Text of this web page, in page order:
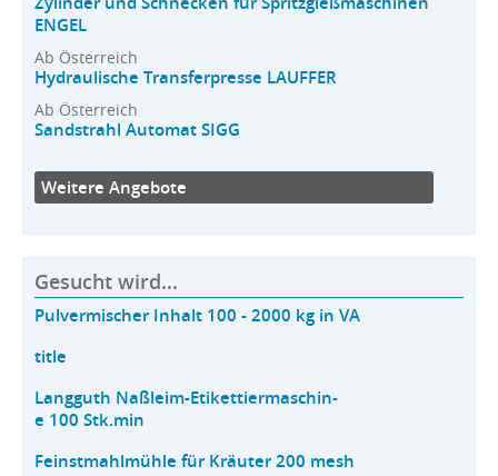
ENGEL
Ab Österreich
Hydraulische Transferpresse LAUFFER
Ab Österreich
Sandstrahl Automat SIGG
Weitere Angebote
Gesucht wird...
Pulvermischer Inhalt 100 - 2000 kg in VA
title
Langguth Naßleim-Etikettiermaschin-
e 100 Stk.min
Feinstmahlmühle für Kräuter 200 mesh